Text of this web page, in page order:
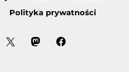
Polityka prywatności